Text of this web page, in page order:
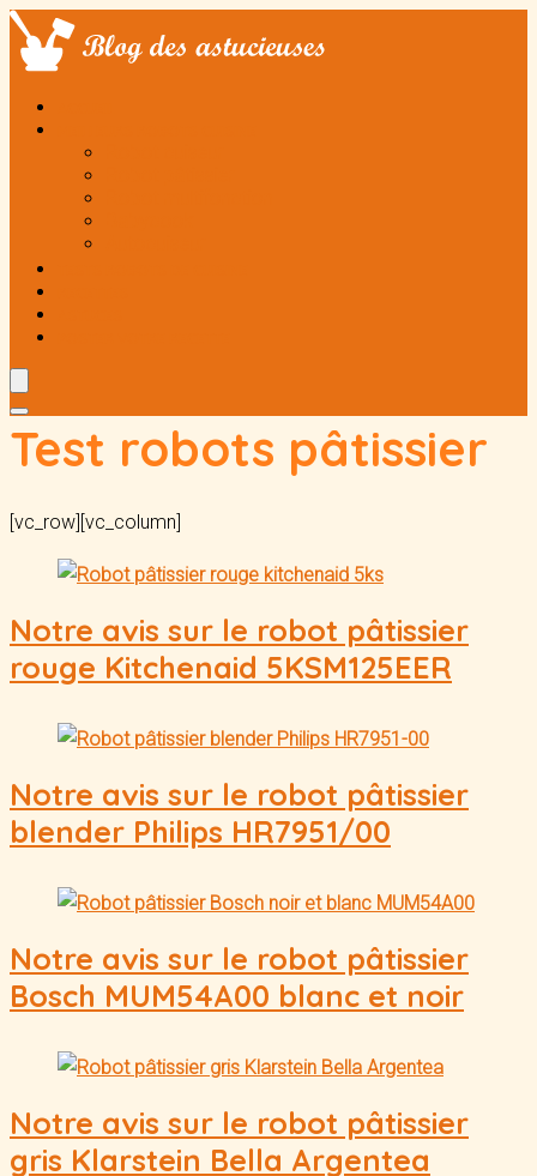
Test robots pâtissier
[vc_row][vc_column]
Notre avis sur le robot pâtissier
rouge Kitchenaid 5KSM125EER
Notre avis sur le robot pâtissier
blender Philips HR7951/00
Notre avis sur le robot pâtissier
Bosch MUM54A00 blanc et noir
Notre avis sur le robot pâtissier
gris Klarstein Bella Argentea